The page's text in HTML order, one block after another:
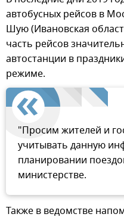
автобусных рейсов в
Шую (Ивановская
часть рейсов
автостанции в
режиме.
"Просим жителей и
учитывать данную
планировании
министерстве.
Также в ведомстве